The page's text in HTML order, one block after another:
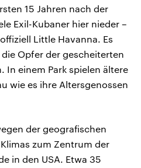
15 Jahren nach der
Exil-Kubaner hier nieder –
Little Havanna. Es
Opfer der gescheiterten
In einem Park spielen ältere
wie es ihre Altersgenossen
der geografischen
zum Zentrum der
in den USA. Etwa 35